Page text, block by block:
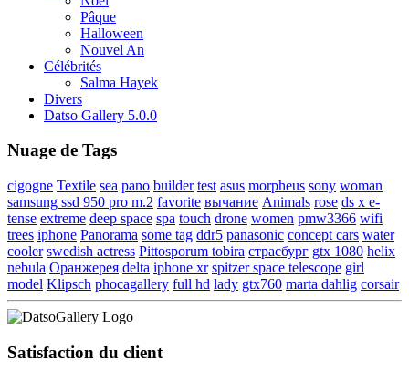
Pâque
Halloween
Nouvel An
Célébrités
Salma Hayek
Divers
Datso Gallery 5.0.0
Nuage de Tags
cigogne Textile sea pano builder test asus morpheus sony woman
samsung ssd 950 pro m.2 favorite вычание Animals rose ds x e-
tense extreme deep space spa touch drone women pmw3366 wifi
trees iphone Panorama some tag ddr5 panasonic concept cars water
cooler swedish actress Pittosporum tobira страсбург gtx 1080 helix
nebula Оранжерея delta iphone xr spitzer space telescope girl
model Klipsch phocagallery full hd lady gtx760 marta dahlig corsair
Satisfaction du client